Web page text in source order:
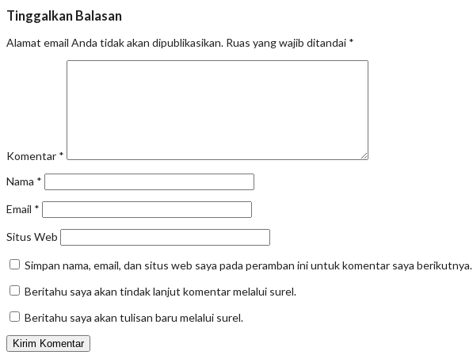
Tinggalkan Balasan
Alamat email Anda tidak akan dipublikasikan. Ruas yang wajib ditandai *
Komentar *
Nama *
Email *
Situs Web
Simpan nama, email, dan situs web saya pada peramban ini untuk komentar saya berikutnya.
Beritahu saya akan tindak lanjut komentar melalui surel.
Beritahu saya akan tulisan baru melalui surel.